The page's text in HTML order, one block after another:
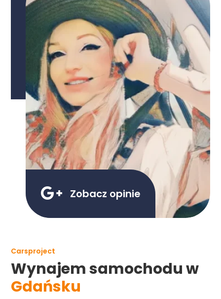
 Zobacz opinie
Carsproject
Wynajem samochodu w
Gdańsku